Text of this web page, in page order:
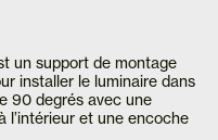
un support de montage
installer le luminaire dans
90 degrés avec une
l’intérieur et une encoche